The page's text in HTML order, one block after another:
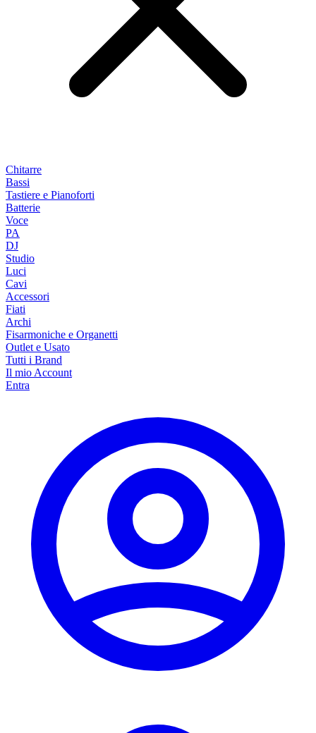
Chitarre
Bassi
Tastiere e Pianoforti
Batterie
Voce
PA
DJ
Studio
Luci
Cavi
Accessori
Fiati
Archi
Fisarmoniche e Organetti
Outlet e Usato
Tutti i Brand
Il mio Account
Entra